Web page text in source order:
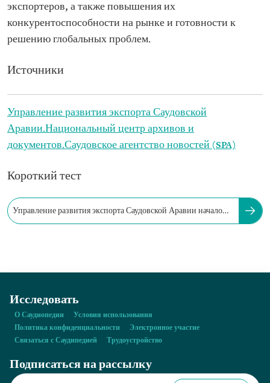
экспортеров, а также повышения их
конкурентоспособности на рынке и готовности к
решению глобальных проблем.
Источники
Управление развития экспорта Саудовской
Аравии.Национальный центр архивов и
документов.Саудовское агентство новостей (SPA)
Короткий тест
Управление развития экспорта Саудовской Аравии начало
Исследовать
О Саудиопедии
Условия использования
Политика конфиденциальности
Электронное участие
Связаться с Саудипедией
Трудоустройство
Подписаться на рассылку